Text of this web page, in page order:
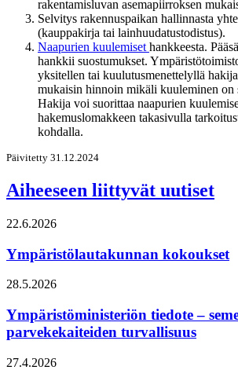
rakentamisluvan asemapiirroksen
Selvitys rakennuspaikan hallinnasta
(kauppakirja tai lainhuudatustodistus).
Naapurien kuulemiset hankkeesta.
hankkii suostumukset.
yksitellen tai kuulutusmenettelyllä
mukaisin hinnoin mikäli kuuleminen on
Hakija voi suorittaa naapurien
hakemuslomakkeen takasivulla
kohdalla.
Päivitetty 31.12.2024
Aiheeseen liittyvät uutiset
22.6.2026
Ympäristölautakunnan kokoukset
28.5.2026
Ympäristöministeriön tiedote –
parvekekaiteiden turvallisuus
27.4.2026